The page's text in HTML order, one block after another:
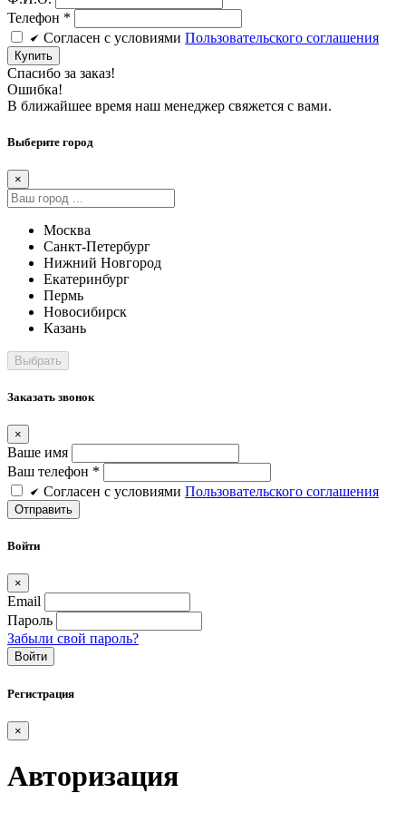
Телефон *
Cогласен c условиями Пользовательского соглашения
Купить
Спасибо за заказ!
Ошибка!
В ближайшее время наш менеджер свяжется с вами.
Выберите город
×
Москва
Санкт-Петербург
Нижний Новгород
Екатеринбург
Пермь
Новосибирск
Казань
Заказать звонок
×
Ваше имя
Ваш телефон *
Cогласен c условиями Пользовательского соглашения
Войти
×
Email
Пароль
Забыли свой пароль?
Войти
Регистрация
×
Авторизация